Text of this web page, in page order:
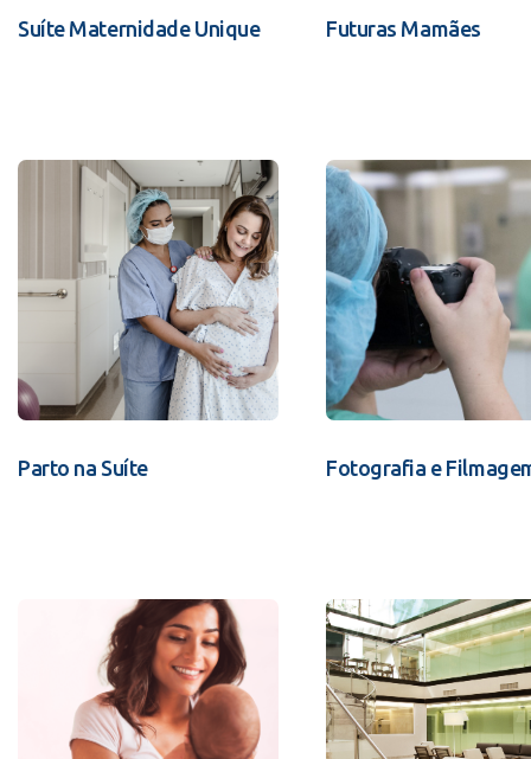
Suíte Maternidade Unique Futuras Mamães
Parto na Suíte Fotografia e